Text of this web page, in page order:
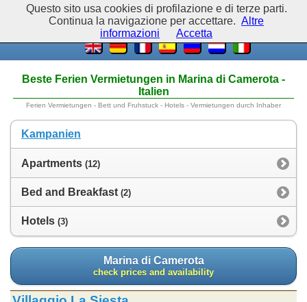
Beste Ferien Vermietungen in Marina di Camerota -
Italien
Ferien Vermietungen - Bett und Fruhstuck - Hotels - Vermietungen durch Inhaber
Kampanien
Apartments (12)
Bed and Breakfast (2)
Hotels (3)
Marina di Camerota
check prices and availability
Questo sito usa cookies di profilazione e di terze parti.
Continua la navigazione per accettare. Altre
informazioni
Accetta